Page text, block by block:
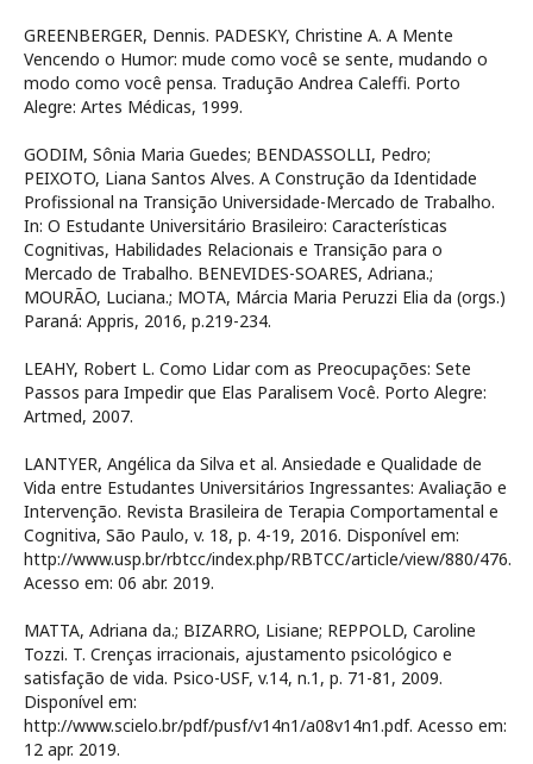
GREENBERGER, Dennis. PADESKY, Christine A. A Mente
Vencendo o Humor: mude como você se sente, mudando o
modo como você pensa. Tradução Andrea Caleffi. Porto
Alegre: Artes Médicas, 1999.
GODIM, Sônia Maria Guedes; BENDASSOLLI, Pedro;
PEIXOTO, Liana Santos Alves. A Construção da Identidade
Profissional na Transição Universidade-Mercado de Trabalho.
In: O Estudante Universitário Brasileiro: Características
Cognitivas, Habilidades Relacionais e Transição para o
Mercado de Trabalho. BENEVIDES-SOARES, Adriana.;
MOURÃO, Luciana.; MOTA, Márcia Maria Peruzzi Elia da (orgs.)
Paraná: Appris, 2016, p.219-234.
LEAHY, Robert L. Como Lidar com as Preocupações: Sete
Passos para Impedir que Elas Paralisem Você. Porto Alegre:
Artmed, 2007.
LANTYER, Angélica da Silva et al. Ansiedade e Qualidade de
Vida entre Estudantes Universitários Ingressantes: Avaliação e
Intervenção. Revista Brasileira de Terapia Comportamental e
Cognitiva, São Paulo, v. 18, p. 4-19, 2016. Disponível em:
http://www.usp.br/rbtcc/index.php/RBTCC/article/view/880/476.
Acesso em: 06 abr. 2019.
MATTA, Adriana da.; BIZARRO, Lisiane; REPPOLD, Caroline
Tozzi. T. Crenças irracionais, ajustamento psicológico e
satisfação de vida. Psico-USF, v.14, n.1, p. 71-81, 2009.
Disponível em:
http://www.scielo.br/pdf/pusf/v14n1/a08v14n1.pdf. Acesso em:
12 apr. 2019.